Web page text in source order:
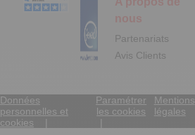
nous
Partenariats
Avis Clients
Données
personnelles et
cookies
Paramétrer
les cookies
Mentions
légales